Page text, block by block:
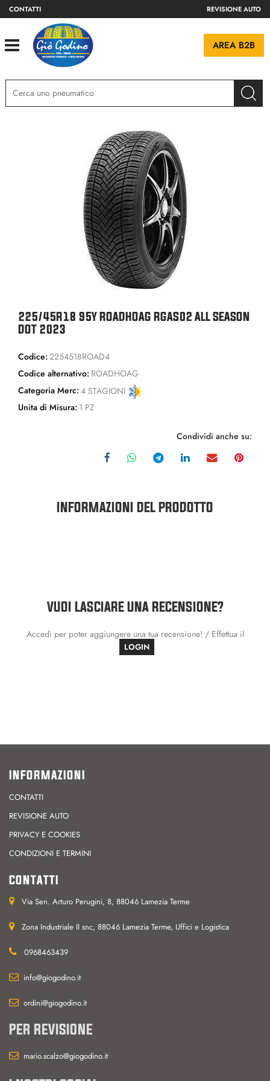
CONTATTI REVISIONE AUTO
Open AREA B2B
225/45R18 95Y ROADHOAG RGAS02 ALL SEASON
DOT 2023
Codice: 2254518ROAD4
Codice alternativo: ROADHOAG
Categoria Merc: 4 STAGIONI
Unita di Misura: 1 PZ
Condividi anche su:
INFORMAZIONI DEL PRODOTTO
VUOI LASCIARE UNA RECENSIONE?
Accedi per poter aggiungere una tua recensione! / Effettua il
LOGIN
INFORMAZIONI
CONTATTI
REVISIONE AUTO
PRIVACY E COOKIES
CONDIZIONI E TERMINI
CONTATTI
Via Sen. Arturo Perugini, 8, 88046 Lamezia Terme
Zona Industriale II snc, 88046 Lamezia Terme, Uffici e Logistica
0968463439
info@giogodino.it
ordini@giogodino.it
PER REVISIONE
mario.scalzo@giogodino.it